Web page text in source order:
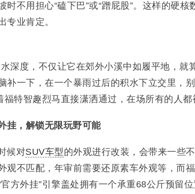
时不用担心“磕下巴”或“蹭屁股”。这样的硬
专业肯定。
深度，不仅让它在郊外小溪中如履平地，就
补一下，在一个暴雨过后的积水下立交里，
福特智趣烈马直接潇洒通过，在场所有的人都
挂，解锁无限玩野可能
候对SUV车型 的外观进行改装，会带来一些
观不匹配，年审前需要还原素车外观等，而
方外挂”引擎盖处拥有一个承重68公斤预留